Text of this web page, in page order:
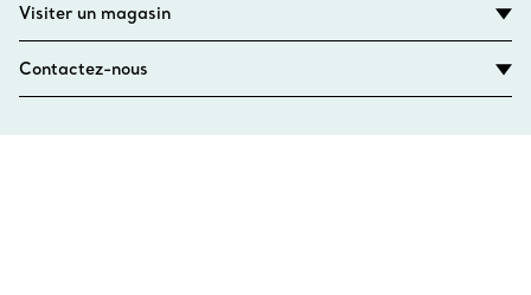
Visiter un magasin
Contactez-nous